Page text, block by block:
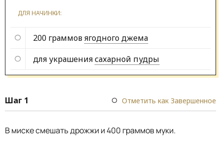
ДЛЯ НАЧИНКИ:
200 граммовягодного джема
для украшениясахарной пудры
Шаг 1 Отметить как Завершенное
В миске смешать дрожжи и 400 граммов муки.